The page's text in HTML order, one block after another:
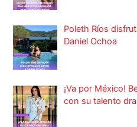
Poleth Ríos
Daniel Ochoa
¡Va por México!
con su talento